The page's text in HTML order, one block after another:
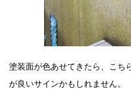
塗装面が色あせてきたら、こち
が良いサインかもしれません。